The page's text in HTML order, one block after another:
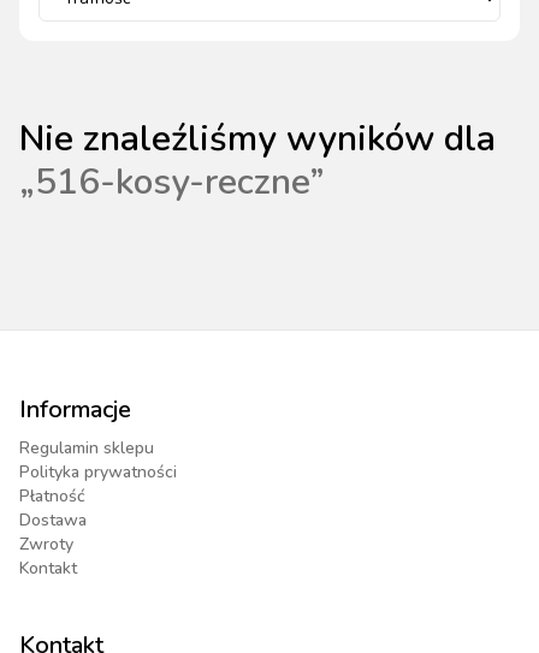
Nie znaleźliśmy wyników dla
„516-kosy-reczne”
Informacje
Regulamin sklepu
Polityka prywatności
Płatność
Dostawa
Zwroty
Kontakt
Kontakt